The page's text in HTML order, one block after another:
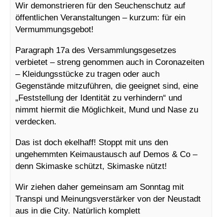
Wir demonstrieren für den Seuchenschutz auf
öffentlichen Veranstaltungen – kurzum: für ein
Vermummungsgebot!
Paragraph 17a des Versammlungsgesetzes
verbietet – streng genommen auch in Coronazeiten
– Kleidungsstücke zu tragen oder auch
Gegenstände mitzuführen, die geeignet sind, eine
„Feststellung der Identität zu verhindern“ und
nimmt hiermit die Möglichkeit, Mund und Nase zu
verdecken.
Das ist doch ekelhaff! Stoppt mit uns den
ungehemmten Keimaustausch auf Demos & Co –
denn Skimaske schützt, Skimaske nützt!
Wir ziehen daher gemeinsam am Sonntag mit
Transpi und Meinungsverstärker von der Neustadt
aus in die City. Natürlich komplett